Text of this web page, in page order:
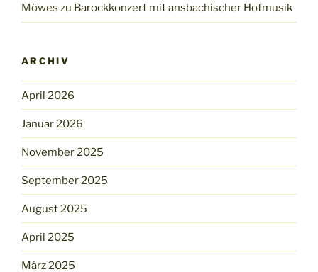
Möwes zu Barockkonzert mit ansbachischer Hofmusik
ARCHIV
April 2026
Januar 2026
November 2025
September 2025
August 2025
April 2025
März 2025